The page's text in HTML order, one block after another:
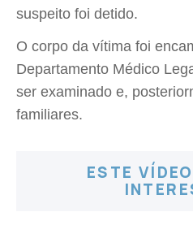
suspeito foi detido.
O corpo da vítima foi
Departamento Médico
ser examinado e,
familiares.
ESTE